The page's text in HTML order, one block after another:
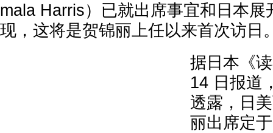
mala Harris）已就出席事宜和日本展
现，这将是贺锦丽上任以来首次访日
据日本《
14 日报道
透露，日
丽出席定